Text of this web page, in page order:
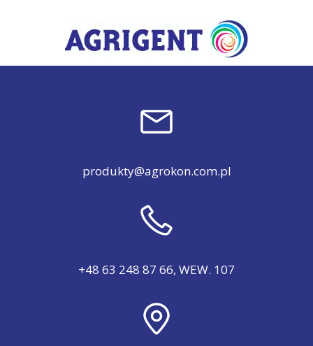
produkty@agrokon.com.pl
+48 63 248 87 66, WEW. 107